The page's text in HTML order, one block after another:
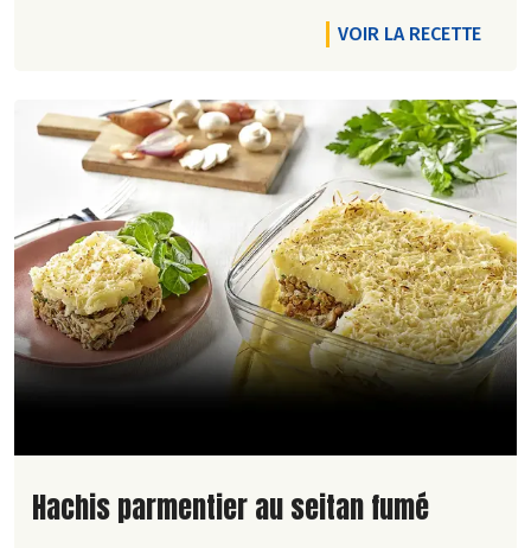
VOIR LA RECETTE
Lire la suite de la recette
Hachis parmentier au seitan fumé